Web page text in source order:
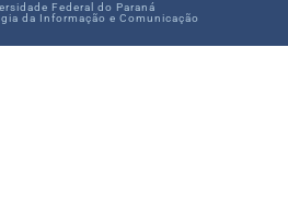
Federal do Paraná
da Informação e Comunicação